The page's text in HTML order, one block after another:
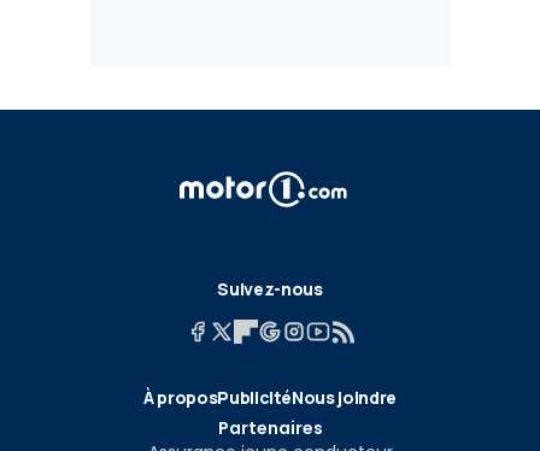
Suivez-nous
À proposPublicitéNous joindre
Partenaires